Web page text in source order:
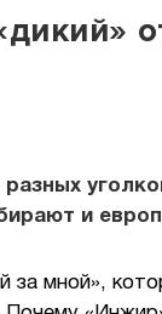
и
за мной»,